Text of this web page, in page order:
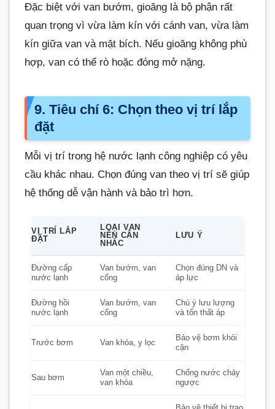
Đặc biệt với van bướm, gioăng là bộ phận rất
quan trọng vì vừa làm kín với cánh van, vừa làm
kín giữa van và mặt bích. Nếu gioăng không phù
hợp, van có thể rò hoặc đóng mở nặng.
9. Tiêu chí 6: Chọn theo vị trí lắp
đặt
Mỗi vị trí trong hệ nước lạnh công nghiệp có yêu
cầu khác nhau. Chọn đúng van theo vị trí sẽ giúp
hệ thống dễ vận hành và bảo trì hơn.
VỊ TRÍ LẮP
ĐẶT
LOẠI VAN
NÊN CÂN
NHẮC
LƯU Ý
Đường cấp
nước lạnh
Van bướm, van
cổng
Chọn đúng DN và
áp lực
Đường hồi
nước lạnh
Van bướm, van
cổng
Chú ý lưu lượng
và tổn thất áp
Trước bơm Van khóa, y lọc
Bảo vệ bơm khỏi
cặn
Sau bơm
Van một chiều,
van khóa
Chống nước chảy
ngược